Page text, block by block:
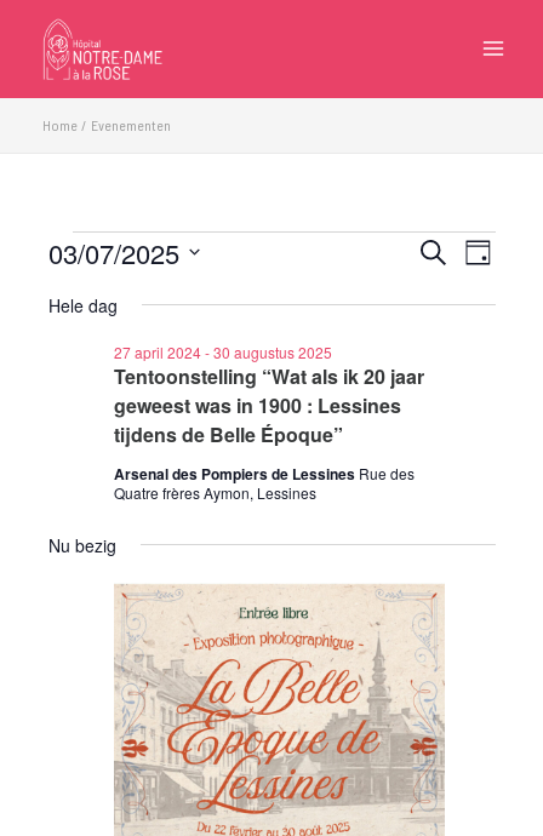
inhoud
Home Evenementen
Evenementen
3
Evenementen
en
Zoeken
navigatie
Dag
03/07/2025
een
Hele dag
Tentoonstelling “Wat als ik 20 jaar
geweest was in 1900 : Lessines
tijdens de Belle Époque”
27 april 2024-30 augustus 2025
Arsenal des Pompiers de Lessines Rue des
Quatre frères Aymon, Lessines
Nu bezig